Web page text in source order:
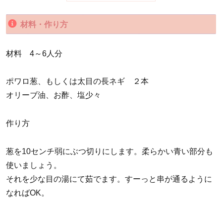
材料・作り方
材料 4～6人分
ポワロ葱、もしくは太目の長ネギ ２本
オリーブ油、お酢、塩少々
作り方
葱を10センチ弱にぶつ切りにします。柔らかい青い部分も
使いましょう。
それを少な目の湯にて茹でます。すーっと串が通るように
なればOK。